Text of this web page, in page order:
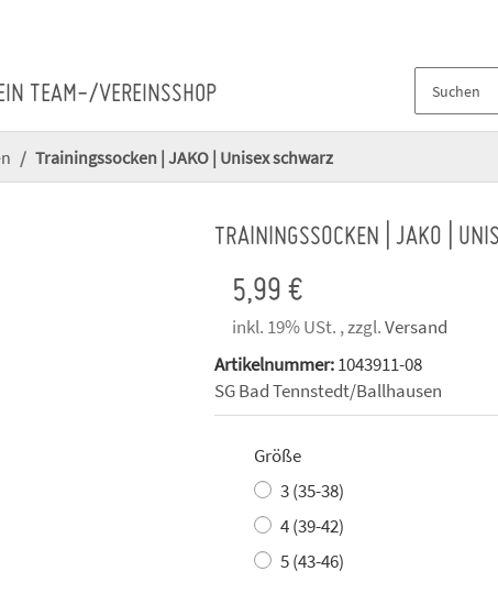
TEAM-/VEREINSSHOP
Trainingssocken | JAKO | Unisex schwarz
TRAININGSSOCKEN | JAKO |
5,99 €
inkl. 19% USt. , zzgl.Versand
Artikelnummer:1043911-08
SG Bad Tennstedt/Ballhausen
Größe
3 (35-38)
4 (39-42)
5 (43-46)